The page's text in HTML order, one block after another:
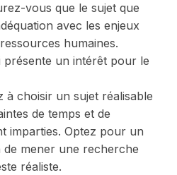
vous que le sujet que
avec les enjeux
humaines.
présente un intérêt pour le
choisir un sujet réalisable
de temps et de
imparties. Optez pour un
mener une recherche
réaliste.